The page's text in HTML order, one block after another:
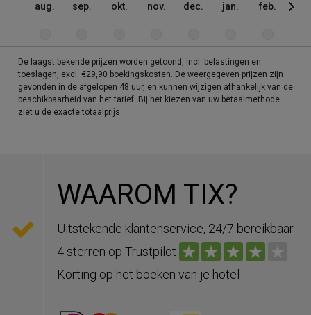
aug. sep. okt. nov. dec. jan. feb.
De laagst bekende prijzen worden getoond, incl. belastingen en
toeslagen, excl. €29,90 boekingskosten. De weergegeven prijzen zijn
gevonden in de afgelopen 48 uur, en kunnen wijzigen afhankelijk van de
beschikbaarheid van het tarief. Bij het kiezen van uw betaalmethode
ziet u de exacte totaalprijs.
WAAROM TIX?
Uitstekende klantenservice, 24/7 bereikbaar
4 sterren op Trustpilot
Korting op het boeken van je hotel